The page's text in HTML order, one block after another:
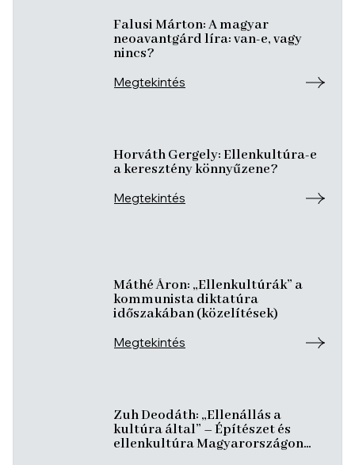
Falusi Márton: A magyar
neoavantgárd líra: van-e, vagy
nincs?
Megtekintés
Horváth Gergely: Ellenkultúra-e
a keresztény könnyűzene?
Megtekintés
Máthé Áron: „Ellenkultúrák” a
kommunista diktatúra
időszakában (közelítések)
Megtekintés
Zuh Deodáth: „Ellenállás a
kultúra által” – Építészet és
ellenkultúra Magyarországon